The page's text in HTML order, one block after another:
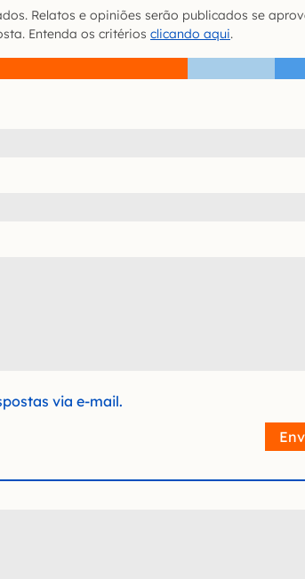
Relatos e opiniões serão publicados se
Entenda os critérios clicando aqui.
via e-mail.